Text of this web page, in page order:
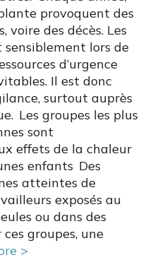
provoquent des
voire des décès. Les
lors de
d’urgence
Il est donc
surtout auprès
Les groupes les plus
sont
effets de la chaleur
enfants Des
atteintes de
exposés au
ou dans des
groupes, une
>